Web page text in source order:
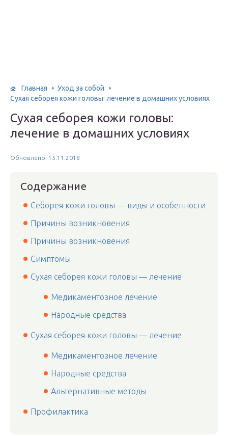
Главная
Уход за собой
Сухая себорея кожи головы: лечение в домашних условиях
Сухая себорея кожи головы:
лечение в домашних условиях
Обновлено: 15.11.2018
Содержание
Себорея кожи головы — виды и особенности
Причины возникновения
Причины возникновения
Симптомы
Сухая себорея кожи головы — лечение
Медикаментозное лечение
Народные средства
Сухая себорея кожи головы — лечение
Медикаментозное лечение
Народные средства
Альтернативные методы
Профилактика